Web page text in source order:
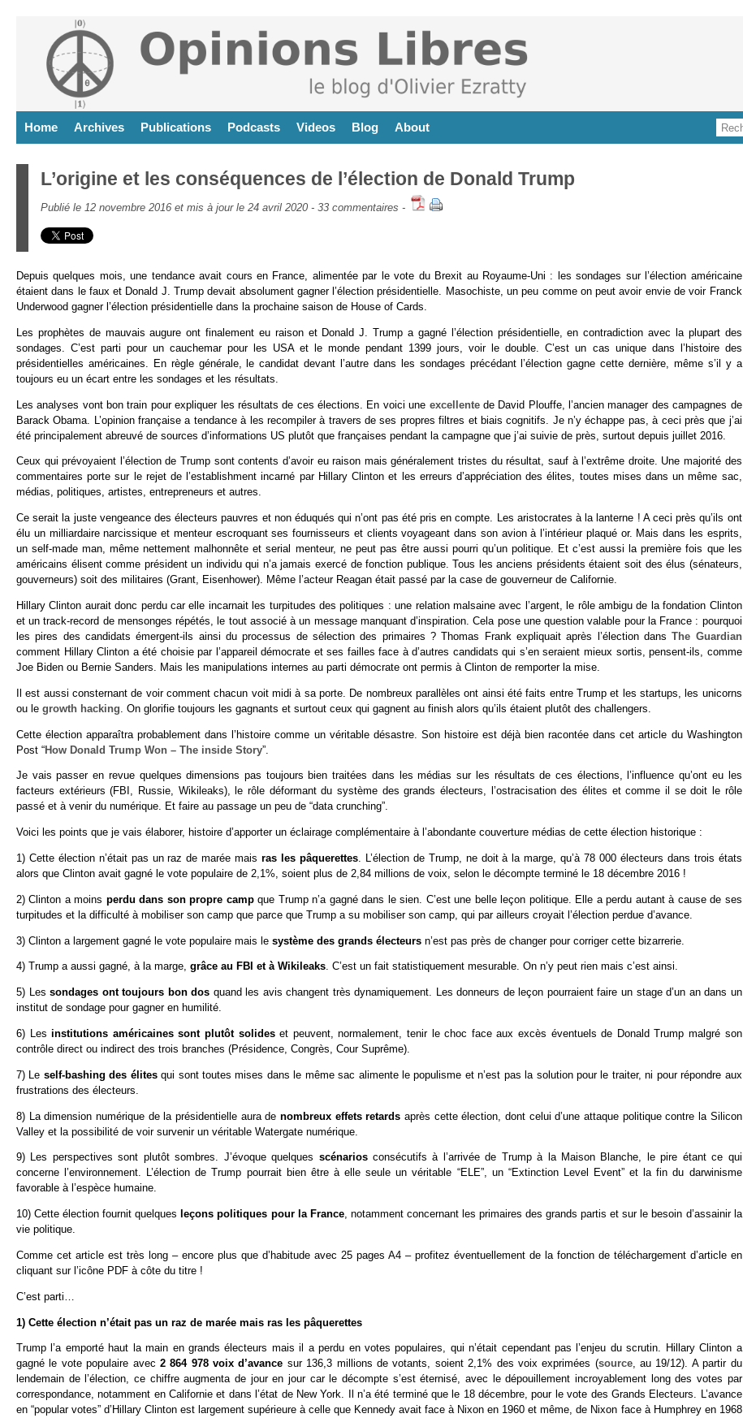
Home Archives Publications Podcasts Videos Blog About
L’origine et les conséquences de l’élection de Donald Trump
Publié le 12 novembre 2016 et mis à jour le 24 avril 2020 - 33 commentaires -
Depuis quelques mois, une tendance avait cours en France, alimentée par le vote du Brexit au Royaume-Uni : les sondages sur l’élection américaine
étaient dans le faux et Donald J. Trump devait absolument gagner l’élection présidentielle. Masochiste, un peu comme on peut avoir envie de voir Franck
Underwood gagner l’élection présidentielle dans la prochaine saison de House of Cards.
Les prophètes de mauvais augure ont finalement eu raison et Donald J. Trump a gagné l’élection présidentielle, en contradiction avec la plupart des
sondages. C’est parti pour un cauchemar pour les USA et le monde pendant 1399 jours, voir le double. C’est un cas unique dans l’histoire des
présidentielles américaines. En règle générale, le candidat devant l’autre dans les sondages précédant l’élection gagne cette dernière, même s’il y a
toujours eu un écart entre les sondages et les résultats.
Les analyses vont bon train pour expliquer les résultats de ces élections. En voici une excellentede David Plouffe, l’ancien manager des campagnes de
Barack Obama. L’opinion française a tendance à les recompiler à travers de ses propres filtres et biais cognitifs. Je n’y échappe pas, à ceci près que j’ai
été principalement abreuvé de sources d’informations US plutôt que françaises pendant la campagne que j’ai suivie de près, surtout depuis juillet 2016.
Ceux qui prévoyaient l’élection de Trump sont contents d’avoir eu raison mais généralement tristes du résultat, sauf à l’extrême droite. Une majorité des
commentaires porte sur le rejet de l’establishment incarné par Hillary Clinton et les erreurs d’appréciation des élites, toutes mises dans un même sac,
médias, politiques, artistes, entrepreneurs et autres.
Ce serait la juste vengeance des électeurs pauvres et non éduqués qui n’ont pas été pris en compte. Les aristocrates à la lanterne ! A ceci près qu’ils ont
élu un milliardaire narcissique et menteur escroquant ses fournisseurs et clients voyageant dans son avion à l’intérieur plaqué or. Mais dans les esprits,
un self-made man, même nettement malhonnête et serial menteur, ne peut pas être aussi pourri qu’un politique. Et c’est aussi la première fois que les
américains élisent comme président un individu qui n’a jamais exercé de fonction publique. Tous les anciens présidents étaient soit des élus (sénateurs,
gouverneurs) soit des militaires (Grant, Eisenhower). Même l’acteur Reagan était passé par la case de gouverneur de Californie.
Hillary Clinton aurait donc perdu car elle incarnait les turpitudes des politiques : une relation malsaine avec l’argent, le rôle ambigu de la fondation Clinton
et un track-record de mensonges répétés, le tout associé à un message manquant d’inspiration. Cela pose une question valable pour la France : pourquoi
les pires des candidats émergent-ils ainsi du processus de sélection des primaires ? Thomas Frank expliquait après l’élection dansThe Guardian
comment Hillary Clinton a été choisie par l’appareil démocrate et ses failles face à d’autres candidats qui s’en seraient mieux sortis, pensent-ils, comme
Joe Biden ou Bernie Sanders. Mais les manipulations internes au parti démocrate ont permis à Clinton de remporter la mise.
Il est aussi consternant de voir comment chacun voit midi à sa porte. De nombreux parallèles ont ainsi été faits entre Trump et les startups, les unicorns
ou le growth hacking . On glorifie toujours les gagnants et surtout ceux qui gagnent au finish alors qu’ils étaient plutôt des challengers.
Cette élection apparaîtra probablement dans l’histoire comme un véritable désastre. Son histoire est déjà bien racontée dans cet article du Washington
Post “How Donald Trump Won – The inside Story”.
Je vais passer en revue quelques dimensions pas toujours bien traitées dans les médias sur les résultats de ces élections, l’influence qu’ont eu les
facteurs extérieurs (FBI, Russie, Wikileaks), le rôle déformant du système des grands électeurs, l’ostracisation des élites et comme il se doit le rôle
passé et à venir du numérique. Et faire au passage un peu de “data crunching”.
Voici les points que je vais élaborer, histoire d’apporter un éclairage complémentaire à l’abondante couverture médias de cette élection historique :
1) Cette élection n’était pas un raz de marée maisras les pâquerettes. L’élection de Trump, ne doit à la marge, qu’à 78 000 électeurs dans trois états
alors que Clinton avait gagné le vote populaire de 2,1%, soient plus de 2,84 millions de voix, selon le décompte terminé le 18 décembre 2016 !
2) Clinton a moins perdu dans son propre campque Trump n’a gagné dans le sien. C’est une belle leçon politique. Elle a perdu autant à cause de ses
turpitudes et la difficulté à mobiliser son camp que parce que Trump a su mobiliser son camp, qui par ailleurs croyait l’élection perdue d’avance.
3) Clinton a largement gagné le vote populaire mais le système des grands électeurs n’est pas près de changer pour corriger cette bizarrerie.
4) Trump a aussi gagné, à la marge, grâce au FBI et à Wikileaks. C’est un fait statistiquement mesurable. On n’y peut rien mais c’est ainsi.
5) Lessondages ont toujours bon dos quand les avis changent très dynamiquement. Les donneurs de leçon pourraient faire un stage d’un an dans un
institut de sondage pour gagner en humilité.
6) Lesinstitutions américaines sont plutôt solideset peuvent, normalement, tenir le choc face aux excès éventuels de Donald Trump malgré son
contrôle direct ou indirect des trois branches (Présidence, Congrès, Cour Suprême).
7) Le self-bashing des élitesqui sont toutes mises dans le même sac alimente le populisme et n’est pas la solution pour le traiter, ni pour répondre aux
frustrations des électeurs.
8) La dimension numérique de la présidentielle aura de nombreux effets retards après cette élection, dont celui d’une attaque politique contre la Silicon
Valley et la possibilité de voir survenir un véritable Watergate numérique.
9) Les perspectives sont plutôt sombres. J’évoque quelques scénarios consécutifs à l’arrivée de Trump à la Maison Blanche, le pire étant ce qui
concerne l’environnement. L’élection de Trump pourrait bien être à elle seule un véritable “ELE”, un “Extinction Level Event” et la fin du darwinisme
favorable à l’espèce humaine.
10) Cette élection fournit quelques leçons politiques pour la France, notamment concernant les primaires des grands partis et sur le besoin d’assainir la
vie politique.
Comme cet article est très long – encore plus que d’habitude avec 25 pages A4 – profitez éventuellement de la fonction de téléchargement d’article en
cliquant sur l’icône PDF à côte du titre !
C’est parti…
1) Cette élection n’était pas un raz de marée mais ras les pâquerettes
Trump l’a emporté haut la main en grands électeurs mais il a perdu en votes populaires, qui n’était cependant pas l’enjeu du scrutin. Hillary Clinton a
gagné le vote populaire avec 2 864 978 voix d’avance sur 136,3 millions de votants, soient 2,1% des voix exprimées (source, au 19/12). A partir du
lendemain de l’élection, ce chiffre augmenta de jour en jour car le décompte s’est éternisé, avec le dépouillement incroyablement long des votes par
correspondance, notamment en Californie et dans l’état de New York. Il n’a été terminé que le 18 décembre, pour le vote des Grands Electeurs. L’avance
en “popular votes” d’Hillary Clinton est largement supérieure à celle que Kennedy avait face à Nixon en 1960 et même, de Nixon face à Humphrey en 1968